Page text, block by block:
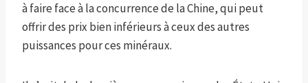
à faire face à la concurrence de la Chine, qui peut
offrir des prix bien inférieurs à ceux des autres
puissances pour ces minéraux.